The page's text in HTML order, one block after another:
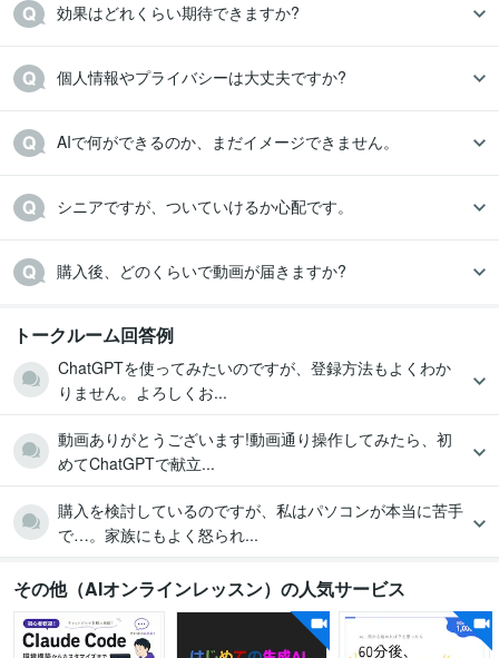
効果はどれくらい期待できますか?
個人情報やプライバシーは大丈夫ですか?
AIで何ができるのか、まだイメージできません。
シニアですが、ついていけるか心配です。
購入後、どのくらいで動画が届きますか?
トークルーム回答例
ChatGPTを使ってみたいのですが、登録方法もよくわか
りません。よろしくお...
動画ありがとうございます!動画通り操作してみたら、初
めてChatGPTで献立...
購入を検討しているのですが、私はパソコンが本当に苦手
で…。家族にもよく怒られ...
その他（AIオンラインレッスン）の人気サービス